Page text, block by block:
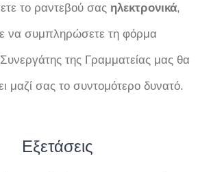
το ραντεβού σας ηλεκτρονικά,
να συμπληρώσετε τη φόρμα
της Γραμματείας μας θα
μαζί σας το συντομότερο δυνατό.
Εξετάσεις